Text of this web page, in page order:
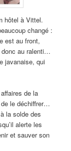
hôtel à Vittel.
changé :
est au front,
donc au ralenti…
javanaise, qui
de la
de le déchiffrer…
la solde des
alerte les
et sauver son